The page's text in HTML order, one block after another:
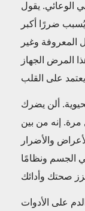
الوعائي. يقول
ضررًا أكبر
المعروفة وغير
المرض الجهاز
ألن يضرك
مرة. إنه من بين
والأضرار
الجسم ونظامًا
على الأدوات